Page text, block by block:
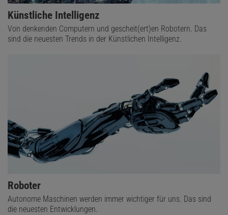
Künstliche Intelligenz
Von denkenden Computern und gescheit(ert)en Robotern. Das
sind die neuesten Trends in der Künstlichen Intelligenz.
Roboter
Autonome Maschinen werden immer wichtiger für uns. Das sind
die neuesten Entwicklungen.